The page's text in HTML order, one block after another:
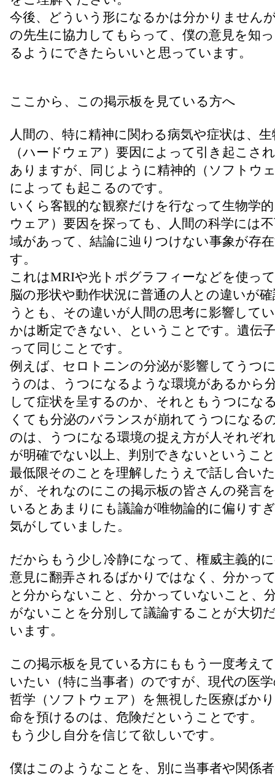
今後、どういう形になるかは分かりません
の先生に協力してもらって、僕の意見を知
るようにできたらいいと思っています。
ここから、この掲示板を見ている方へ
人間の、特に精神に関わる病気や症状は、生
（ハードウェア）要因によって引き起こさ
ありますが、同じように精神的（ソフトウ
によっても起こるのです。
いくら客観的な観察だけを行なって生物学
ウェア）要因を探っても、人間の科学には
域があって、結論に辿りつけない事象が存
す。
これはMRIや光トポグラフィーなどを使っ
脳の形状や動作状況に普通の人との違いが
うとも、その違いが人間の思考に影響して
かは断定できない、ということです。遺伝
って同じことです。
例えば、セロトニンの分泌が影響してうつ
うのは、うつになるような環境があるから
して症状を呈するのか、それともうつにな
くても分泌のバランスが崩れてうつになる
のは、うつになる環境の捉え方が人それぞ
が明確でない以上、判別できないというこ
最低限そのことを理解したうえで話し合い
が、それなのにこの掲示板の皆さんの発言
いるとあまりにも議論が唯物論的に偏りす
気がしていました。
だからもう少し冷静になって、権威主義的
意見に翻弄されるばかりではなく、分かっ
と分からないこと、分かっていないこと、
がないことを分別して議論することが大切
います。
この掲示板を見ている方にももう一度考え
いたい（特に当事者）のですが、現代の医
哲学（ソフトウェア）を無視した医療ばか
命を預けるのは、危険だということです。
もう少し自分を信じて欲しいです。
僕はこのようなことを、別に当事者や関係